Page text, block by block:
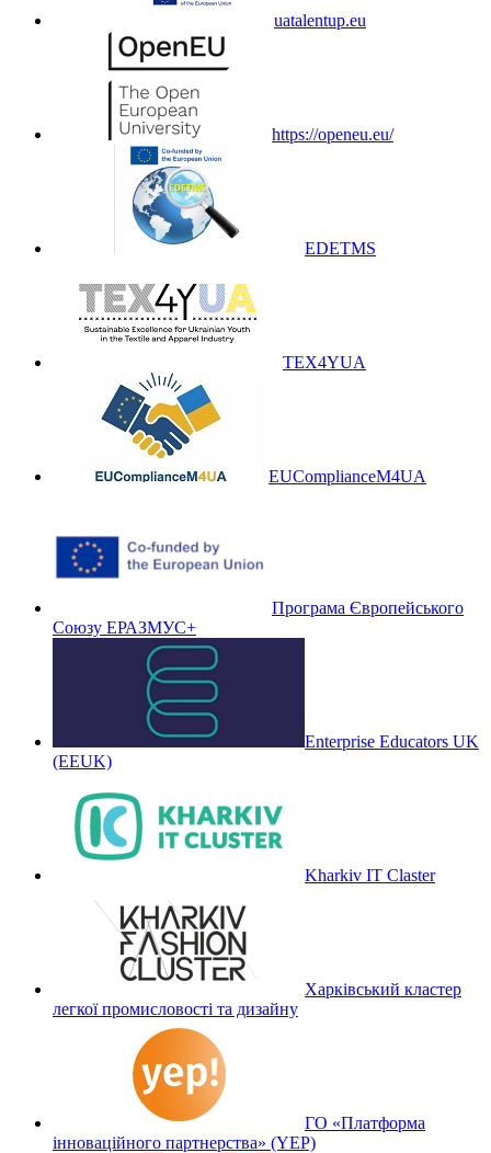
uatalentup.eu
https://openeu.eu/
EDETMS
TEX4YUA
EUComplianceM4UA
Програма Європейського
Союзу ЕРАЗМУС+
Enterprise Educators UK
(EEUK)
Kharkiv IT Claster
Харківський кластер
легкої промисловості та дизайну
ГО «Платформа
інноваційного партнерства» (YEP)